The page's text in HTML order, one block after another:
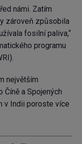
námi. Zatím
zároveň způsobila
fosilní paliva,“
programu
největším
a Spojených
v Indii poroste více